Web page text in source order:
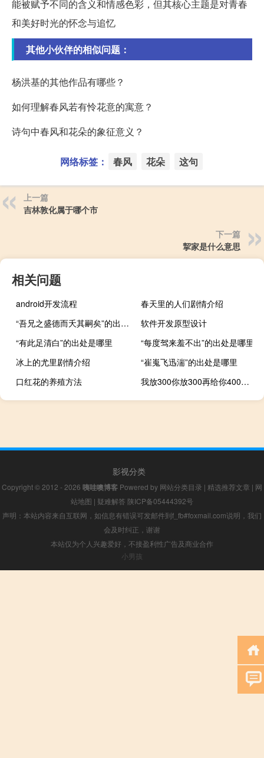
能被赋予不同的含义和情感色彩，但其核心主题是对青春
和美好时光的怀念与追忆
其他小伙伴的相似问题：
杨洪基的其他作品有哪些？
如何理解春风若有怜花意的寓意？
诗句中春风和花朵的象征意义？
网络标签： 春风 花朵 这句
上一篇
吉林敦化属于哪个市
下一篇
挈家是什么意思
相关问题
android开发流程
春天里的人们剧情介绍
“吾兄之盛德而夭其嗣矣”的出处是哪里
软件开发原型设计
“有此足清白”的出处是哪里
“每度驾来羞不出”的出处是哪里
冰上的尤里剧情介绍
“崔嵬飞迅湍”的出处是哪里
口红花的养殖方法
我放300你放300再给你400（我放300你放300）
影视分类
Copyright © 2012 - 2026 咦哇噢博客 Powered by 网站分类目录 | 精选推荐文章 | 网
站地图 | 疑难解答 陕ICP备05444392号
声明：本站内容来自互联网，如信息有错误可发邮件到f_fb#foxmail.com说明，我们
会及时纠正，谢谢
本站仅为个人兴趣爱好，不接盈利性广告及商业合作
小男孩